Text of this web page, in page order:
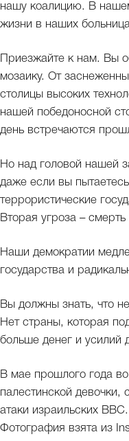
нашу коалицию. В
жизни в наших
Приезжайте к нам. Вы
мозаику. От
столицы высоких
нашей победоносной
день встречаются
Но над головой нашей
даже если вы
террористические
Вторая угроза – смерть
Наши демократии
государства и
Вы должны знать, что
Нет страны, которая
больше денег и усилий
В мае прошлого года
палестинской девочки,
атаки израильских
Фотография взята из